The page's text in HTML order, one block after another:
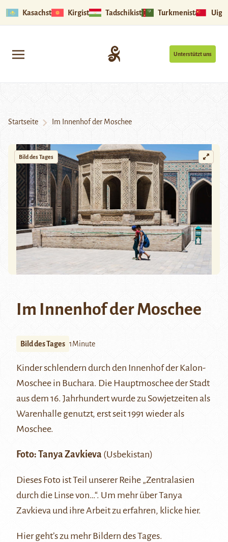
Kasachstan Kirgistan Tadschikistan Turkmenistan
Unterstützt uns
Startseite Im Innenhof der Moschee
Bild des Tages
Im Innenhof der Moschee
Bild des Tages 1Minute
Kinder schlendern durch den Innenhof derKalon-
Moschee in Buchara. Die Hauptmoschee der Stadt
aus dem 16. Jahrhundert wurde zu Sowjetzeiten als
Warenhalle genutzt, erst seit 1991 wieder als
Moschee.
Foto: Tanya Zavkieva (Usbekistan)
Dieses Foto ist Teil unserer Reihe „Zentralasien
durch die Linse von…“. Um mehr über Tanya
Zavkieva und ihre Arbeit zu erfahren, klicke hier.
Hiergeht’s zu mehr Bildern des Tages.